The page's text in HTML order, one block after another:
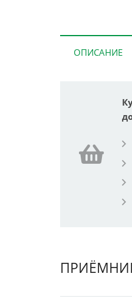
ОПИСАНИЕ